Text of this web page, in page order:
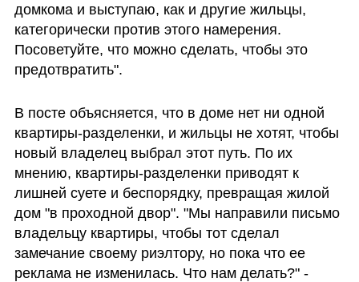
домкома и выступаю, как и другие жильцы,
категорически против этого намерения.
Посоветуйте, что можно сделать, чтобы это
предотвратить".
В посте объясняется, что в доме нет ни одной
квартиры-разделенки, и жильцы не хотят, чтобы
новый владелец выбрал этот путь. По их
мнению, квартиры-разделенки приводят к
лишней суете и беспорядку, превращая жилой
дом "в проходной двор". "Мы направили письмо
владельцу квартиры, чтобы тот сделал
замечание своему риэлтору, но пока что ее
реклама не изменилась. Что нам делать?" -